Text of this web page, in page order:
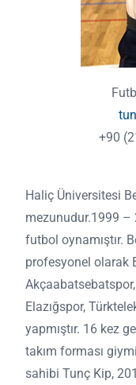
+90
Haliç Üniversitesi
mezunudur.1999 –
futbol oynamıştır.
profesyonel olarak
Elazığspor,
yapmıştır. 16 kez
takım forması
sahibi Tunç Kip,